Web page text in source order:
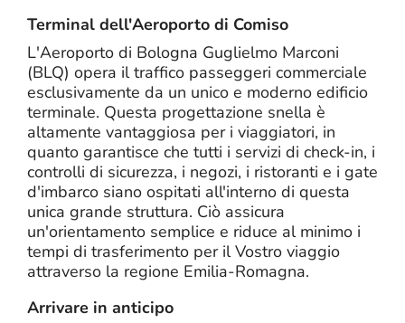
Terminal dell'Aeroporto di Comiso
L'Aeroporto di Bologna Guglielmo Marconi
(BLQ) opera il traffico passeggeri commerciale
esclusivamente da un unico e moderno edificio
terminale. Questa progettazione snella è
altamente vantaggiosa per i viaggiatori, in
quanto garantisce che tutti i servizi di check-in, i
controlli di sicurezza, i negozi, i ristoranti e i gate
d'imbarco siano ospitati all'interno di questa
unica grande struttura. Ciò assicura
un'orientamento semplice e riduce al minimo i
tempi di trasferimento per il Vostro viaggio
attraverso la regione Emilia-Romagna.
Arrivare in anticipo